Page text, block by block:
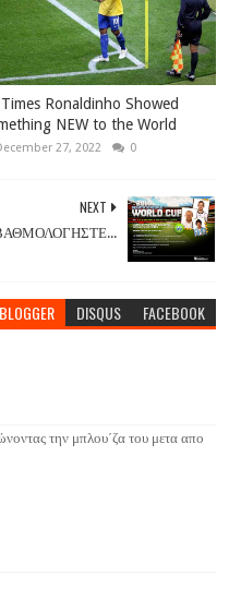
Ronaldinho Showed
NEW to the World
27, 2022 0
NEXT
BLOGGER DISQUS FACEBOOK
την μπλου΄ζα του μετα απο